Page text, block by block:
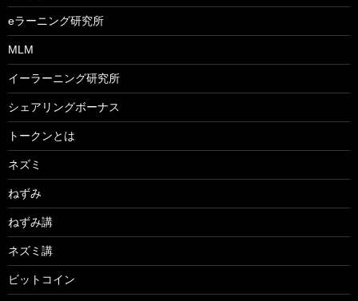
eラーニング研究所
MLM
イーラーニング研究所
シェアリングボーナス
トークンとは
ネズミ
ねずみ
ねずみ講
ネズミ講
ビットコイン